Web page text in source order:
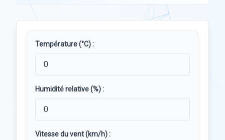
Température (°C) :
Humidité relative (%) :
Vitesse du vent (km/h) :